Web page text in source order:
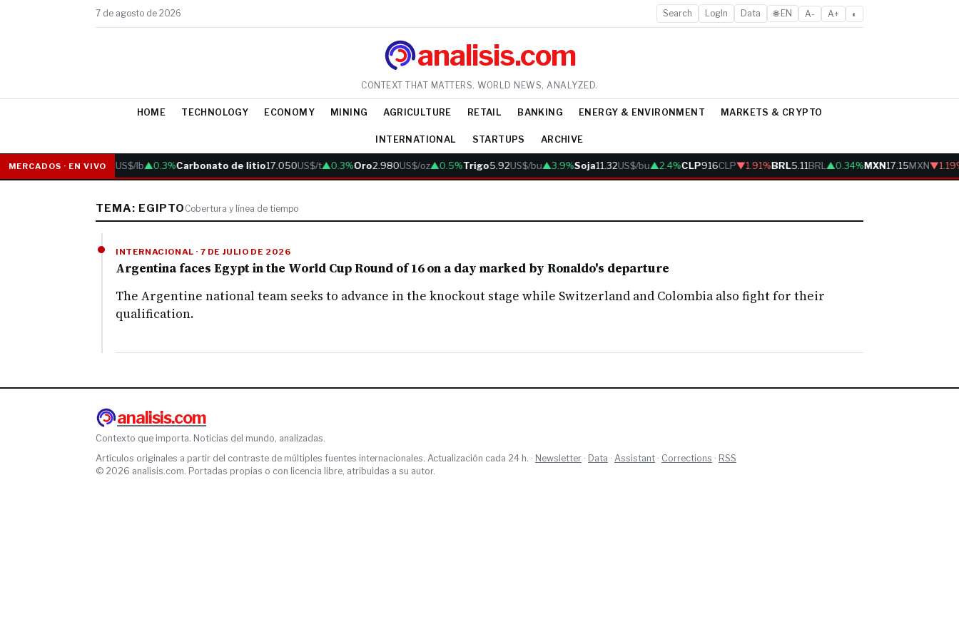
7 de agosto de 2026 Search LogIn Data 🌐 EN A- A+ ◐
analisis.com
CONTEXT THAT MATTERS. WORLD NEWS, ANALYZED.
HOME TECHNOLOGY ECONOMY MINING AGRICULTURE RETAIL BANKING ENERGY & ENVIRONMENT MARKETS & CRYPTO
INTERNATIONAL STARTUPS ARCHIVE
MERCADOS · EN VIVO
Cobre6.05 US$/lb▲0.3%Carbonato de litio17.050US$/t▲0.3%Oro2.980US$/oz▲0.5%Trigo5.92US$/bu▲3.9%Soja11.32US$/bu▲2.4%CLP916CLP▼1.91%BRL5.11BRL ▲0.34%MXN17.15MXN
TEMA: EGIPTO Cobertura y línea de tiempo
INTERNACIONAL · 7 DE JULIO DE 2026
Argentina faces Egypt in the World Cup Round of 16 on a day marked by Ronaldo's departure
The Argentine national team seeks to advance in the knockout stage while Switzerland and Colombia also fight for their
qualification.
analisis.com
Contexto que importa. Noticias del mundo, analizadas.
Artículos originales a partir del contraste de múltiples fuentes internacionales. Actualización cada 24 h. · Newsletter · Data · Assistant · Corrections · RSS
© 2026 analisis.com. Portadas propias o con licencia libre, atribuidas a su autor.